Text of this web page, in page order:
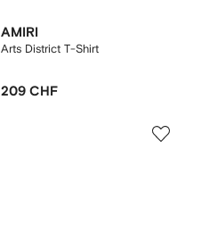
AMIRI
Arts District T-Shirt
209 CHF